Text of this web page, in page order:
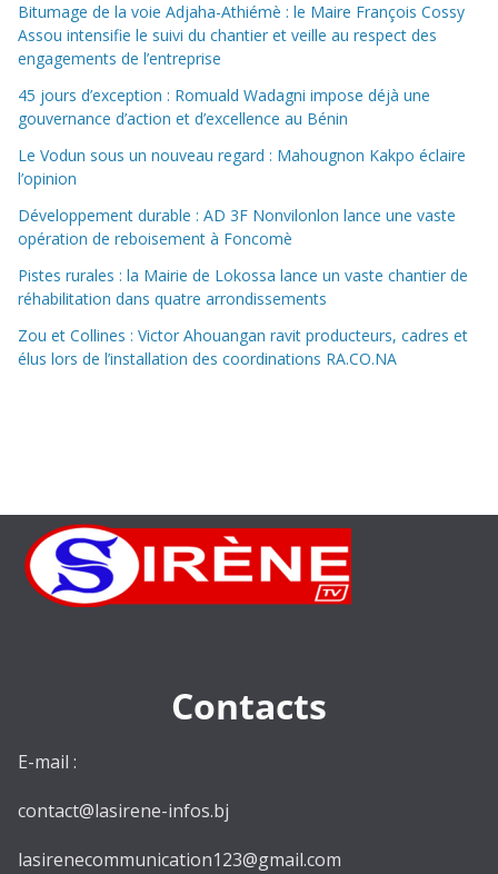
Bitumage de la voie Adjaha-Athiémè : le Maire François Cossy
Assou intensifie le suivi du chantier et veille au respect des
engagements de l’entreprise
45 jours d’exception : Romuald Wadagni impose déjà une
gouvernance d’action et d’excellence au Bénin
Le Vodun sous un nouveau regard : Mahougnon Kakpo éclaire
l’opinion
Développement durable : AD 3F Nonvilonlon lance une vaste
opération de reboisement à Foncomè
Pistes rurales : la Mairie de Lokossa lance un vaste chantier de
réhabilitation dans quatre arrondissements
Zou et Collines : Victor Ahouangan ravit producteurs, cadres et
élus lors de l’installation des coordinations RA.CO.NA
Contacts
E-mail :
contact@lasirene-infos.bj
lasirenecommunication123@gmail.com